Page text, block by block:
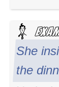
She
the